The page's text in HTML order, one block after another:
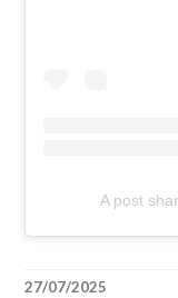
A post
27/07/2025